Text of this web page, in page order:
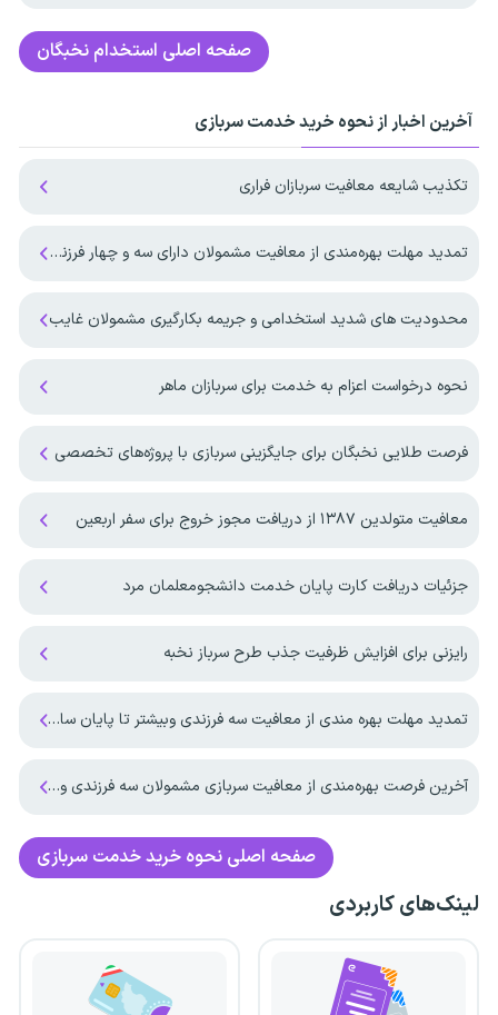
صفحه اصلی استخدام نخبگان
آخرین اخبار از نحوه خرید خدمت سربازی
تکذیب شایعه معافیت سربازان فراری
تمدید مهلت بهره‌مندی از معافیت مشمولان دارای سه و چهار فرزند تا پایان ۱۴۰۷
محدودیت های شدید استخدامی و جریمه بکارگیری مشمولان غایب
نحوه درخواست اعزام به خدمت برای سربازان ماهر
فرصت طلایی نخبگان برای جایگزینی سربازی با پروژه‌های تخصصی
معافیت متولدین ۱۳۸۷ از دریافت مجوز خروج برای سفر اربعین
جزئیات دریافت کارت پایان خدمت دانشجومعلمان مرد
رایزنی برای افزایش ظرفیت جذب طرح سرباز نخبه
تمدید مهلت بهره مندی از معافیت سه فرزندی وبیشتر تا پایان سال ۱۴۰۷ ‌
آخرین فرصت بهره‌مندی از معافیت سربازی مشمولان سه فرزندی و بیشتر تا پایان شهریور ماه ۱۴۰۵
صفحه اصلی نحوه خرید خدمت سربازی
لینک‌های کاربردی